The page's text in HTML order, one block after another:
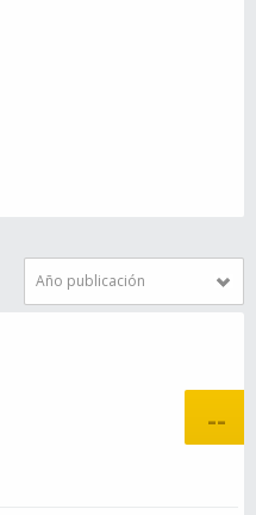
Año publicación
--